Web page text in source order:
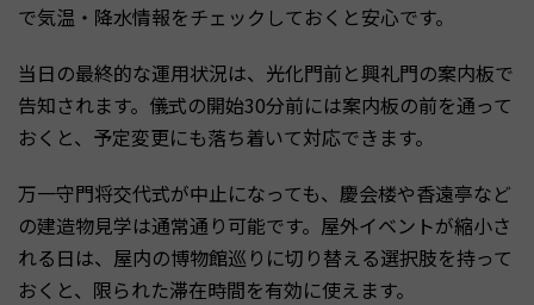
で気温・降水情報をチェックしておくと安心です。
当日の最終的な運用状況は、光化門前と興礼門の案内板で
告知されます。儀式の開始30分前には案内板の前を通って
おくと、予定変更にも落ち着いて対応できます。
万一守門将交代式が中止になっても、慶会楼や香遠亭など
の建造物見学は通常通り可能です。屋外イベントが縮小さ
れる日は、屋内の博物館巡りに切り替える選択肢を持って
おくと、限られた滞在時間を有効に使えます。